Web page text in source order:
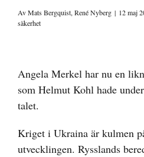
AvMats Bergquist,René Nyberg | 12 maj
säkerhet
större
bild
Angela Merkel har nu en
som Helmut Kohl hade
talet.
Kriget i Ukraina är kulmen
utvecklingen. Rysslands